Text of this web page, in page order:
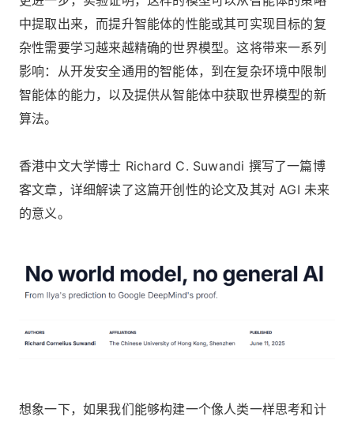
中提取出来，而提升智能体的性能或其可实现目标的复
杂性需要学习越来越精确的世界模型。这将带来一系列
影响：从开发安全通用的智能体，到在复杂环境中限制
智能体的能力，以及提供从智能体中获取世界模型的新
算法。
香港中文大学博士 Richard C. Suwandi 撰写了一篇博
客文章，详细解读了这篇开创性的论文及其对 AGI 未来
的意义。
想象一下，如果我们能够构建一个像人类一样思考和计